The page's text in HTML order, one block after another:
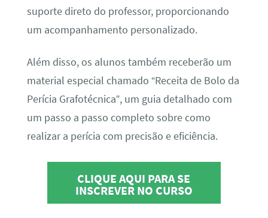
suporte direto do professor, proporcionando
um acompanhamento personalizado.
Além disso, os alunos também receberão um
material especial chamado “Receita de Bolo da
Perícia Grafotécnica”, um guia detalhado com
um passo a passo completo sobre como
realizar a perícia com precisão e eficiência.
CLIQUE AQUI PARA SE
INSCREVER NO CURSO